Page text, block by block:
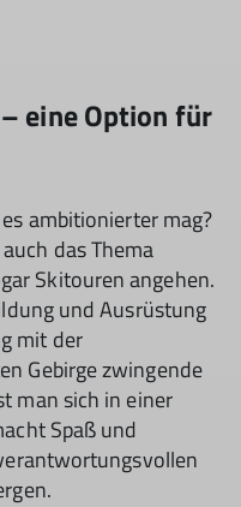
eine Option für
ambitionierter mag?
das Thema
Skitouren angehen.
und Ausrüstung
mit der
Gebirge zwingende
man sich in einer
Spaß und